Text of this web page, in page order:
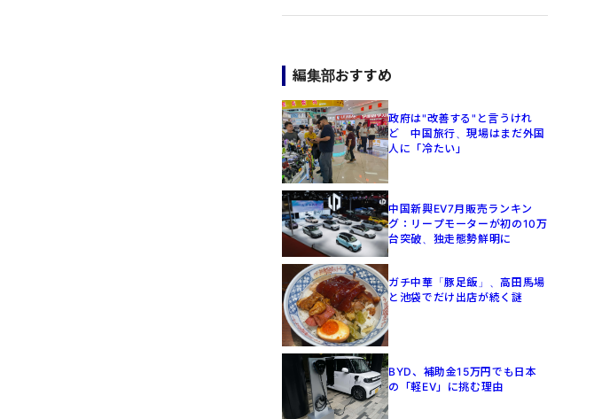
編集部おすすめ
政府は"改善する"と言うけれ
ど 中国旅行、現場はまだ外国
人に「冷たい」
中国新興EV7月販売ランキン
グ：リープモーターが初の10万
台突破、独走態勢鮮明に
ガチ中華「豚足飯」、高田馬場
と池袋でだけ出店が続く謎
BYD、補助金15万円でも日本
の「軽EV」に挑む理由